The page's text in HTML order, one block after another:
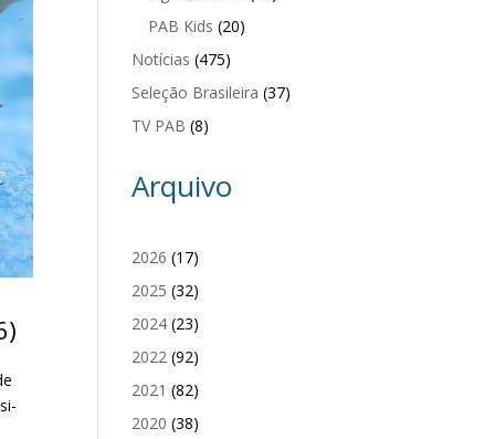
PAB Kids (20)
Notícias (475)
Seleção Brasileira (37)
TV PAB (8)
Arquivo
2026 (17)
2025 (32)
2024 (23)
2022 (92)
2021 (82)
2020 (38)